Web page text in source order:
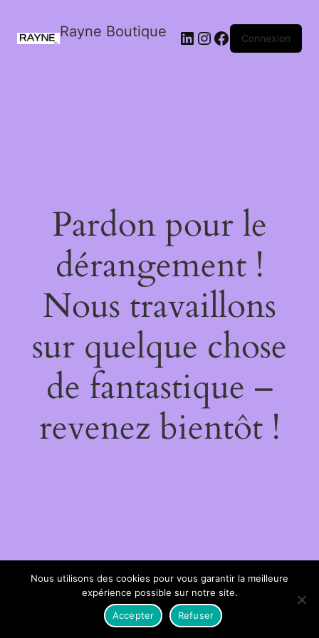
Rayne Boutique Connexion
Pardon pour le
dérangement !
Nous travaillons
sur quelque chose
de fantastique –
revenez bientôt !
Nous utilisons des cookies pour vous garantir la meilleure
expérience possible sur notre site.
Accepter
Refuser